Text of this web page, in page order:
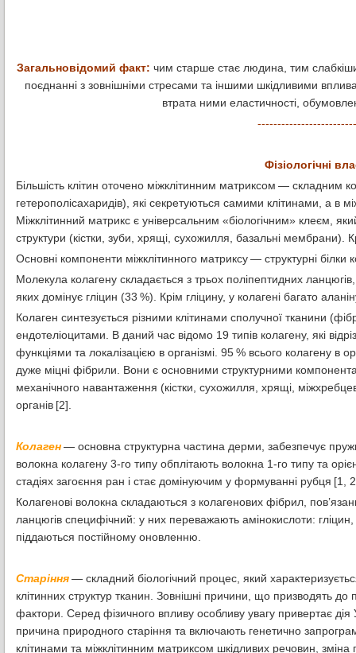
Загальновідомий факт: чим старше стає людина, тим
поєднанні з зовнішніми стресами та іншими шкідливими
втрата ними еластичності,
Фізіологічні
Більшість клітин оточено міжклітинним матриксом — складним
гетерополісахаридів), які секретуються самими клітинами, а в
Міжклітинний матрикс є універсальним «біологічним» клеєм,
структури (кістки, зуби, хрящі, сухожилля, базальні мембрани).
Основні компоненти міжклітинного матриксу — структурні білки
Молекула колагену складається з трьох поліпептидних
яких домінує гліцин (33 %). Крім гліцину, у колагені багато
Колаген синтезується різними клітинами сполучної тканини
ендотеліоцитами. В даний час відомо 19 типів колагену, які
функціями та локалізацією в організмі. 95 % всього колагену в
дуже міцні фібрили. Вони є основними структурними
механічного навантаження (кістки, сухожилля, хрящі,
органів [2].
Колаген— основна структурна частина дерми, забезпечує
волокна колагену 3-го типу обплітають волокна 1-го типу та
стадіях загоєння ран і стає домінуючим у формуванні рубця [1,
Колагенові волокна складаються з колагенових фібрил,
ланцюгів специфічний: у них переважають амінокислоти: гліцин,
піддаються постійному оновленню.
Старіння— складний біологічний процес, який
клітинних структур тканин. Зовнішні причини, що призводять до
фактори. Серед фізичного впливу особливу увагу привертає
причина природного старіння та включають генетично
клітинами та міжклітинним матриксом шкідливих речовин,